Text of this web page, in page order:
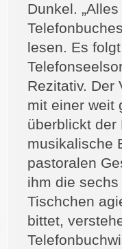
Dunkel.
lesen. Es
Rezitativ. Der
mit einer weit
überblickt der
musikalische
pastoralen
ihm die
Tischchen
bittet,